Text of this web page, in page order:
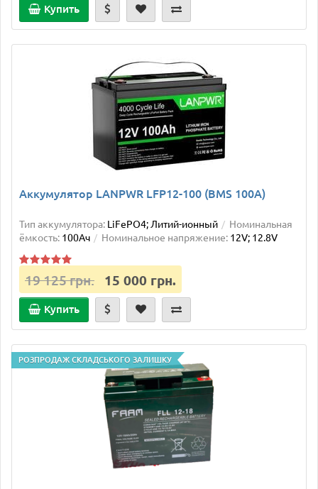
Купить
Аккумулятор LANPWR LFP12-100 (BMS 100А)
Тип аккумулятора: LiFePO4; Литий-ионный
Номинальная
ёмкость: 100Ач Номинальное напряжение: 12V; 12.8V
19 125 грн. 15 000 грн.
Купить
РОЗПРОДАЖ СКЛАДСЬКОГО ЗАЛИШКУ